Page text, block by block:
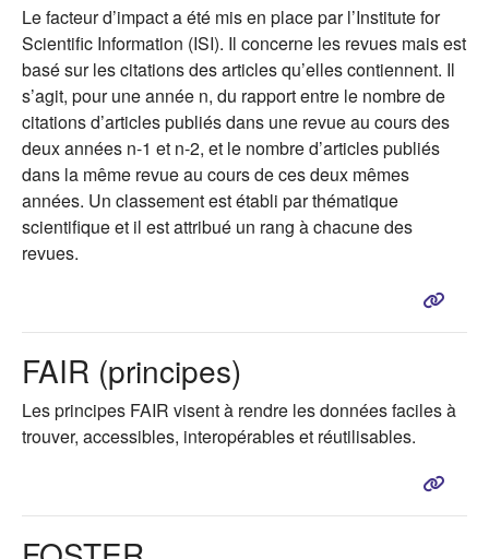
Le facteur d’impact a été mis en place par l’Institute for
Scientific Information (ISI). Il concerne les revues mais est
basé sur les citations des articles qu’elles contiennent. Il
s’agit, pour une année n, du rapport entre le nombre de
citations d’articles publiés dans une revue au cours des
deux années n-1 et n-2, et le nombre d’articles publiés
dans la même revue au cours de ces deux mêmes
années. Un classement est établi par thématique
scientifique et il est attribué un rang à chacune des
revues.
FAIR (principes)
Les principes FAIR visent à rendre les données faciles à
trouver, accessibles, interopérables et réutilisables.